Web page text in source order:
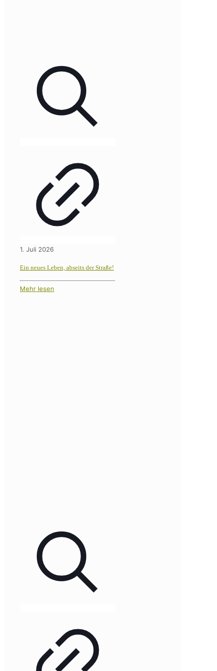
1. Juli 2026
Ein neues Leben, abseits der Straße!
Mehr lesen